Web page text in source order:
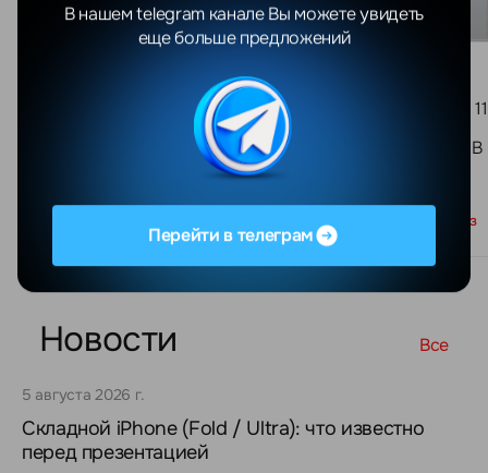
iPad Pro 11" 2022 M2 Серебристый
iPad Pro
8/256 GB
Под заказ
Новости Все
5 августа 2026 г.
Складной iPhone (Fold / Ultra): что известно
перед презентацией
Перейти в телеграм
В нашем telegram канале Вы можете увидеть
еще больше предложений